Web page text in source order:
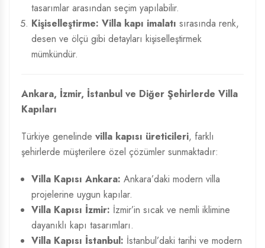
tasarımlar arasından seçim yapılabilir.
Kişiselleştirme: Villa kapı imalatı sırasında renk,
desen ve ölçü gibi detayları kişiselleştirmek
mümkündür.
Ankara, İzmir, İstanbul ve Diğer Şehirlerde Villa
Kapıları
Türkiye genelinde villa kapısı üreticileri, farklı
şehirlerde müşterilere özel çözümler sunmaktadır:
Villa Kapısı Ankara: Ankara’daki modern villa
projelerine uygun kapılar.
Villa Kapısı İzmir: İzmir’in sıcak ve nemli iklimine
dayanıklı kapı tasarımları.
Villa Kapısı İstanbul: İstanbul’daki tarihi ve modern